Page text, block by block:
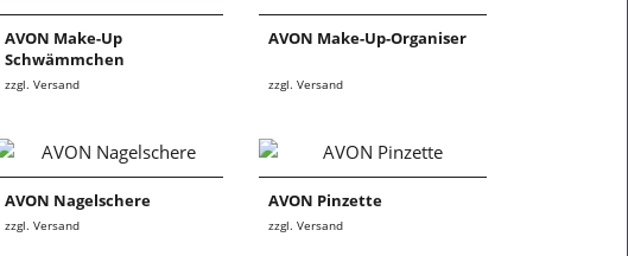
AVON Make-Up
Schwämmchen
zzgl. Versand
AVON Make-Up-Organiser
zzgl. Versand
AVON Nagelschere
zzgl. Versand
AVON Pinzette
zzgl. Versand